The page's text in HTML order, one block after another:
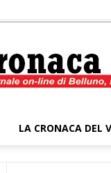
LA CRONACA DEL